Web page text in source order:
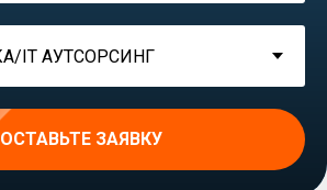
ОСТАВЬТЕ ЗАЯВКУ